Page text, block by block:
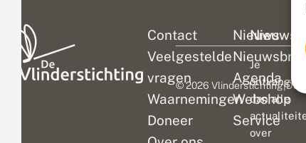
Contact
Veelgestelde
vragen
Waarnemingen
Doneer
Nieuws
Agenda
Webshop
Service
Je
ontvangt
dan alle
over
© 2026 Vlinderstichting|